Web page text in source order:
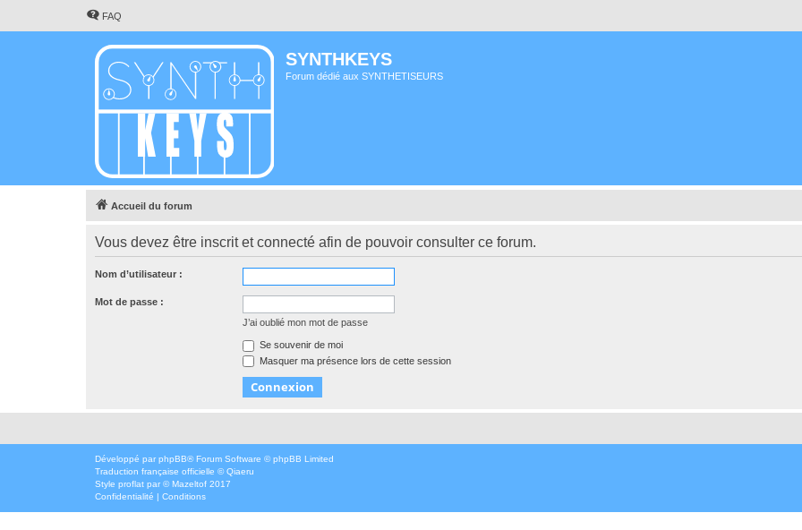
FAQ
SYNTHKEYS
Forum dédié aux SYNTHETISEURS
Accueil du forum
Vous devez être inscrit et connecté afin de pouvoir consulter ce forum.
Nom d’utilisateur :
Mot de passe :
J’ai oublié mon mot de passe
Se souvenir de moi
Masquer ma présence lors de cette session
Développé par phpBB® Forum Software © phpBB Limited
Traduction française officielle ©Qiaeru
Style proflat par ©Mazeltof 2017
Confidentialité | Conditions